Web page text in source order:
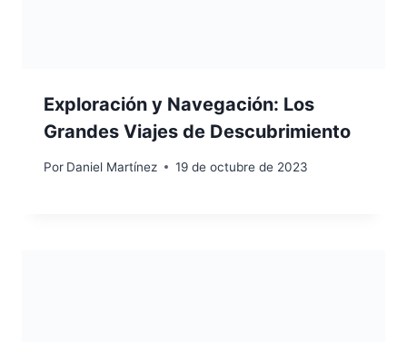
Exploración y Navegación: Los
Grandes Viajes de Descubrimiento
Por Daniel Martínez 19 de octubre de 2023